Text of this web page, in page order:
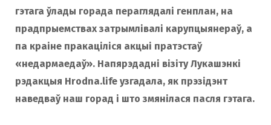
гэтага ўлады горада пераглядалі генплан, на
прадпрыемствах затрымлівалі карупцыянераў, а
па краіне пракаціліся акцыі пратэстаў
«недармаедаў». Напярэдадні візіту Лукашэнкі
рэдакцыя Hrodna.life узгадала, як прэзідэнт
наведваў наш горад і што змянілася пасля гэтага.